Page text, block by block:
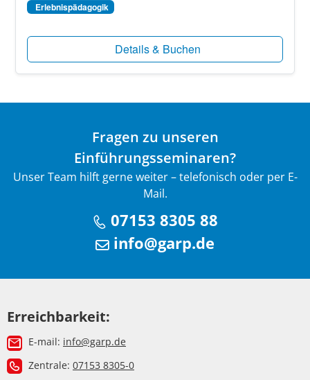
Erlebnispädagogik
Details & Buchen
Fragen zu unseren
Einführungsseminaren?
Unser Team hilft gerne weiter – telefonisch oder per E-
Mail.
07153 8305 88
info@garp.de
Erreichbarkeit:
E-mail: info@garp.de
Zentrale: 07153 8305-0